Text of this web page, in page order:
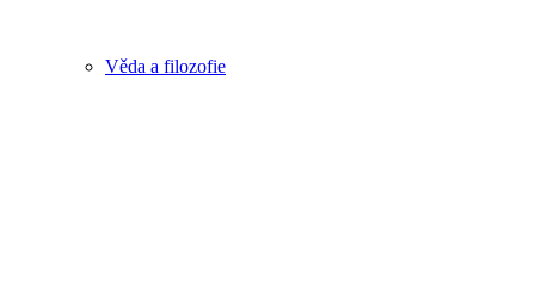
Věda a filozofie